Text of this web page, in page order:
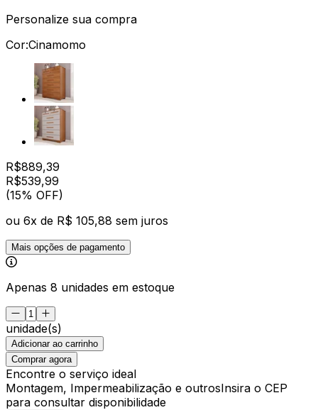
Personalize sua compra
Cor:Cinamomo
R$889,39
R$539,99
(15% OFF)
ou 6x de R$ 105,88 sem juros
Mais opções de pagamento
Apenas 8 unidades em estoque
unidade(s)
Adicionar ao carrinho
Comprar agora
Encontre o serviço ideal
Montagem, Impermeabilização e outrosInsira o CEP
para consultar disponibilidade